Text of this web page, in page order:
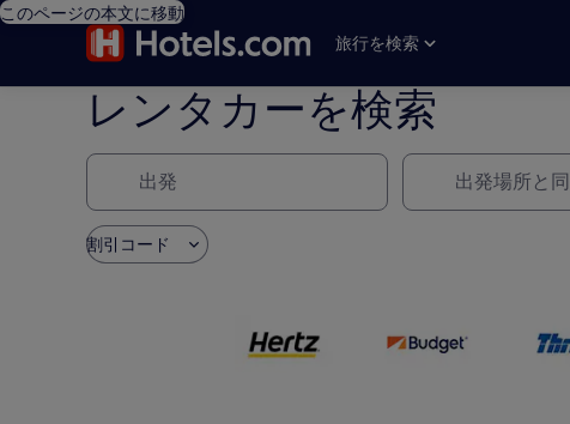
このページの本文に移動
旅行を検索
レンタカーを検索
割引コード